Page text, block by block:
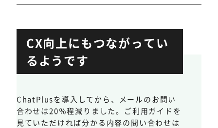
CX向上にもつながってい
るようです
ChatPlusを導入してから、メールのお問い
合わせは20％程減りました。ご利用ガイドを
見ていただければ分かる内容の問い合わせは